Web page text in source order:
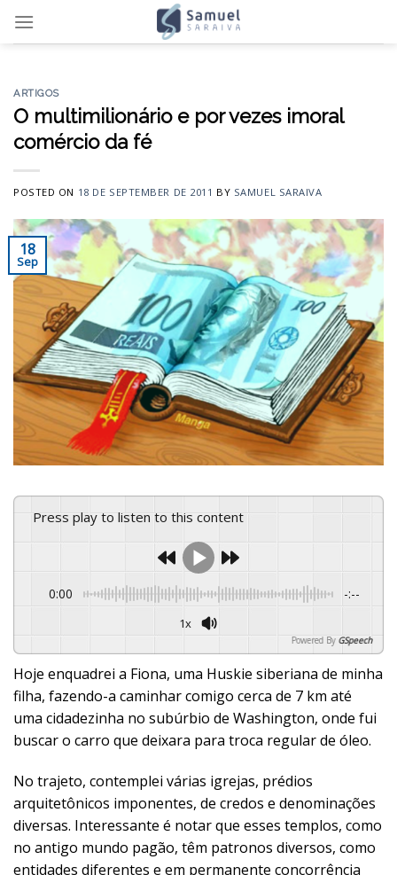
ARTIGOS
O multimilionário e por vezes imoral
comércio da fé
POSTED ON 18 DE SEPTEMBER DE 2011 BY SAMUEL SARAIVA
18
Sep
Press play to listen to this content
0:00 -:--
1x
Powered By GSpeech
Hoje enquadrei a Fiona, uma Huskie siberiana de minha
filha, fazendo-a caminhar comigo cerca de 7 km até
uma cidadezinha no subúrbio de Washington, onde fui
buscar o carro que deixara para troca regular de óleo.
No trajeto, contemplei várias igrejas, prédios
arquitetônicos imponentes, de credos e denominações
diversas. Interessante é notar que esses templos, como
no antigo mundo pagão, têm patronos diversos, como
entidades diferentes e em permanente concorrência